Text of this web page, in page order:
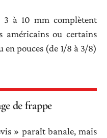
3 à 10 mm complètent
américains ou certains
pouces (de 1/8 à 3/8)
de frappe
» paraît banale, mais